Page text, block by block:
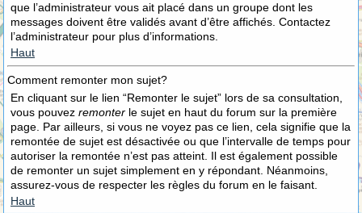
que l’administrateur vous ait placé dans un groupe dont les
messages doivent être validés avant d’être affichés. Contactez
l’administrateur pour plus d’informations.
Haut
Comment remonter mon sujet?
En cliquant sur le lien “Remonter le sujet” lors de sa consultation,
vous pouvez remonter le sujet en haut du forum sur la première
page. Par ailleurs, si vous ne voyez pas ce lien, cela signifie que la
remontée de sujet est désactivée ou que l’intervalle de temps pour
autoriser la remontée n’est pas atteint. Il est également possible
de remonter un sujet simplement en y répondant. Néanmoins,
assurez-vous de respecter les règles du forum en le faisant.
Haut